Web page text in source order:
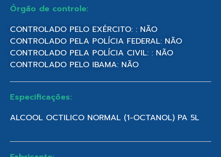
Órgão de controle:
CONTROLADO PELO EXÉRCITO: : NÃO
CONTROLADO PELA POLÍCIA FEDERAL: NÃO
CONTROLADO PELA POLÍCIA CIVIL: : NÃO
CONTROLADO PELO IBAMA: NÃO
Especificações:
ALCOOL OCTILICO NORMAL (1-OCTANOL) PA 5L